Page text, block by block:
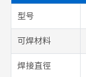
型号
可焊材料
焊接直徑